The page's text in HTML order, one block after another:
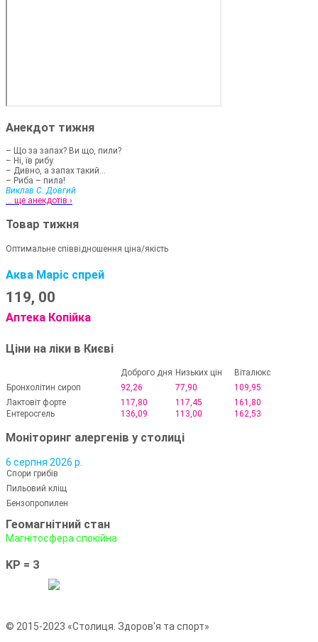
Анекдот тижня
– Що за запах? Ви що, пили?
– Ні, їв рибу.
– Дивно, а запах такий...
– Риба – пила!
Виклав С. Довгий
... ще анекдотів ›
Товар тижня
Оптимальне співвідношення ціна/якість
Аква Маріс спрей
119, 00
Аптека Копійка
Ціни на ліки в Києві
Доброго дня Низьких цін
Віталюкс
Бронхолітин сироп
92,26 77,90
109,95
Лактовіт форте
117,80 117,45
161,80
Ентеросгель
136,09 113,00 162,53
Моніторинг алергенів у столиці
6 серпня 2026 р.
Спори грибів
Пильовий кліщ
Бензопропилен
Геомагнітний стан
Магнітосфера спокійна
KP = 3
© 2015-2023 «Столиця. Здоров'я та спорт»